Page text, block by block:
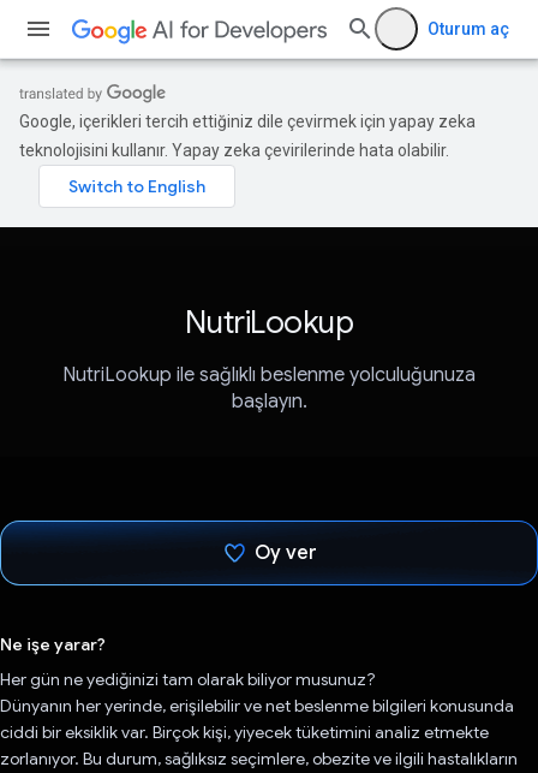
Oturum aç
Google, içerikleri tercih ettiğiniz dile çevirmek için yapay zeka
teknolojisini kullanır. Yapay zeka çevirilerinde hata olabilir.
NutriLookup
NutriLookup ile sağlıklı beslenme yolculuğunuza
başlayın.
Oy ver
Ne işe yarar?
Her gün ne yediğinizi tam olarak biliyor musunuz?
Dünyanın her yerinde, erişilebilir ve net beslenme bilgileri konusunda
ciddi bir eksiklik var. Birçok kişi, yiyecek tüketimini analiz etmekte
zorlanıyor. Bu durum, sağlıksız seçimlere, obezite ve ilgili hastalıkların